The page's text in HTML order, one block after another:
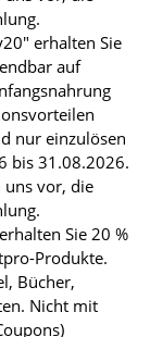
erhalten Sie
auf
nur einzulösen
bis 31.08.2026.
uns vor, die
Sie 20 %
Produkte.
Bücher,
Nicht mit